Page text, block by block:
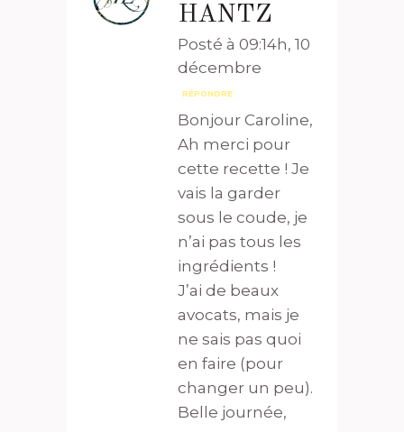
HANTZ
Posté à 09:14h, 10
décembre
RÉPONDRE
Bonjour Caroline,
Ah merci pour
cette recette ! Je
vais la garder
sous le coude, je
n’ai pas tous les
ingrédients !
J’ai de beaux
avocats, mais je
ne sais pas quoi
en faire (pour
changer un peu).
Belle journée,